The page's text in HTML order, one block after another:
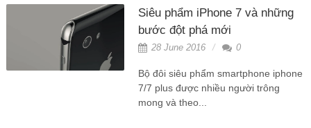
Siêu phẩm iPhone 7 và những
bước đột phá mới
28 June 2016 0
Bộ đôi siêu phẩm smartphone iphone
7/7 plus được nhiều người trông
mong và theo...